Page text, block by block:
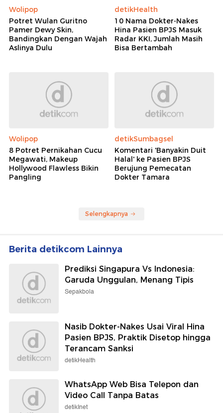
Wolipop
Potret Wulan Guritno
Pamer Dewy Skin,
Bandingkan Dengan Wajah
Aslinya Dulu
detikHealth
10 Nama Dokter-Nakes
Hina Pasien BPJS Masuk
Radar KKI, Jumlah Masih
Bisa Bertambah
Wolipop
8 Potret Pernikahan Cucu
Megawati, Makeup
Hollywood Flawless Bikin
Pangling
detikSumbagsel
Komentari 'Banyakin Duit
Halal' ke Pasien BPJS
Berujung Pemecatan
Dokter Tamara
Selengkapnya
Berita detikcom Lainnya
Prediksi Singapura Vs Indonesia:
Garuda Unggulan, Menang Tipis
Sepakbola
Nasib Dokter-Nakes Usai Viral Hina
Pasien BPJS, Praktik Disetop hingga
Terancam Sanksi
detikHealth
WhatsApp Web Bisa Telepon dan
Video Call Tanpa Batas
detikInet